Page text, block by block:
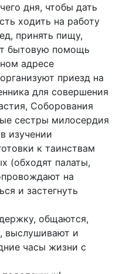
дня, чтобы дать
ходить на работу
принять пищу,
бытовую помощь
адресе
приезд на
для совершения
Соборования
сестры милосердия
изучении
к таинствам
(обходят палаты,
на
и застегнуть
общаются,
выслушивают и
часы жизни с